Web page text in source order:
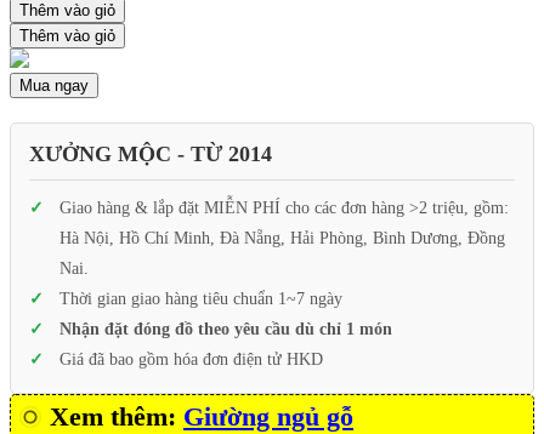
Thêm vào giỏ
Thêm vào giỏ
Mua ngay
XƯỞNG MỘC - TỪ 2014
Giao hàng & lắp đặt MIỄN PHÍ cho các đơn hàng >2 triệu, gồm:
Hà Nội, Hồ Chí Minh, Đà Nẵng, Hải Phòng, Bình Dương, Đồng
Nai.
Thời gian giao hàng tiêu chuẩn 1~7 ngày
Nhận đặt đóng đồ theo yêu cầu dù chỉ 1 món
Giá đã bao gồm hóa đơn điện tử HKD
Xem thêm: Giường ngủ gỗ